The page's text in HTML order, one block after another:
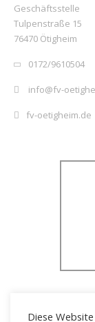
Geschäftsstelle
Tulpenstraße 15
76470 Ötigheim
0172/9610504
info@fv-
fv-oetigheim.de
Diese